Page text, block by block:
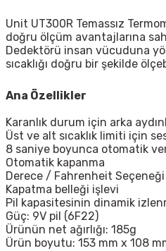
Unit UT300R Temassız
doğru ölçüm avantajlarına
Dedektörü insan vücuduna
sıcaklığı doğru bir şekilde
Ana Özellikler
Karanlık durum için arka
Üst ve alt sıcaklık limiti için
8 saniye boyunca otomatik
Otomatik kapanma
Derece / Fahrenheit Seçeneği
Kapatma belleği işlevi
Pil kapasitesinin dinamik
Güç: 9V pil (6F22)
Ürünün net ağırlığı: 185g
Ürün boyutu: 153 mm x 108